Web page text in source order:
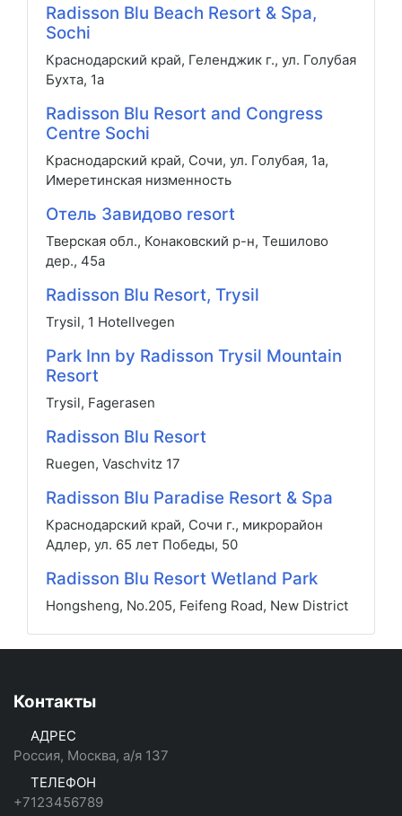
Radisson Blu Beach Resort & Spa,
Sochi
Краснодарский край, Геленджик г., ул. Голубая
Бухта, 1a
Radisson Blu Resort and Congress
Centre Sochi
Краснодарский край, Сочи, ул. Голубая, 1а,
Имеретинская низменность
Отель Завидово resort
Тверская обл., Конаковский р-н, Тешилово
дер., 45а
Radisson Blu Resort, Trysil
Trysil, 1 Hotellvegen
Park Inn by Radisson Trysil Mountain
Resort
Trysil, Fagerasen
Radisson Blu Resort
Ruegen, Vaschvitz 17
Radisson Blu Paradise Resort & Spa
Краснодарский край, Сочи г., микрорайон
Адлер, ул. 65 лет Победы, 50
Radisson Blu Resort Wetland Park
Hongsheng, No.205, Feifeng Road, New District
Контакты
АДРЕС
Россия, Москва, а/я 137
ТЕЛЕФОН
+7123456789